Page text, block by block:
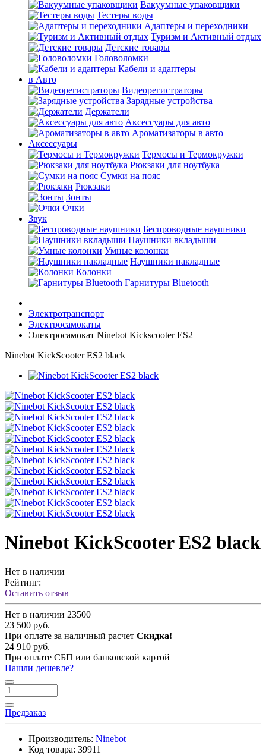
Вакуумные упаковщики
Тестеры воды
Адаптеры и переходники
Туризм и Активный отдых
Детские товары
Головоломки
Кабели и адаптеры
в Авто
Видеорегистраторы
Зарядные устройства
Держатели
Аксессуары для авто
Ароматизаторы в авто
Аксессуары
Термосы и Термокружки
Рюкзаки для ноутбука
Сумки на пояс
Рюкзаки
Зонты
Очки
Звук
Беспроводные наушники
Наушники вкладыши
Умные колонки
Наушники накладные
Колонки
Гарнитуры Bluetooth
Электротранспорт
Электросамокаты
Электросамокат Ninebot Kickscooter ES2
Ninebot KickScooter ES2 black
Ninebot KickScooter ES2 black
Нет в наличии
Рейтинг:
Оставить отзыв
Нет в наличии 23500
23 500 руб.
При оплате за наличный расчет Скидка!
24 910 руб.
При оплате СБП или банковской картой
Нашли дешевле?
Предзаказ
Производитель: Ninebot
Код товара: 39911